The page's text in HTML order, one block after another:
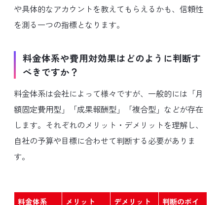
や具体的なアカウントを教えてもらえるかも、信頼性
を測る一つの指標となります。
料金体系や費用対効果はどのように判断す
べきですか？
料金体系は会社によって様々ですが、一般的には「月
額固定費用型」「成果報酬型」「複合型」などが存在
します。それぞれのメリット・デメリットを理解し、
自社の予算や目標に合わせて判断する必要がありま
す。
料金体系 メリット デメリット
判断のポイ